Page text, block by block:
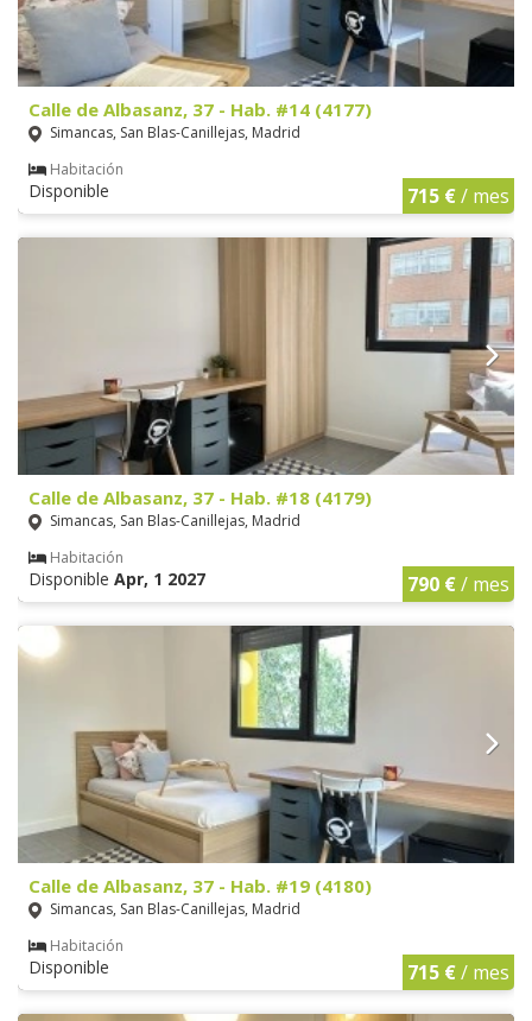
Calle de Albasanz, 37 - Hab. #14 (4177)
Simancas, San Blas-Canillejas, Madrid
Habitación
Disponible 715 €/ mes
Calle de Albasanz, 37 - Hab. #18 (4179)
Simancas, San Blas-Canillejas, Madrid
Habitación
Disponible Apr, 1 2027 790 €/ mes
Calle de Albasanz, 37 - Hab. #19 (4180)
Simancas, San Blas-Canillejas, Madrid
Habitación
Disponible 715 €/ mes